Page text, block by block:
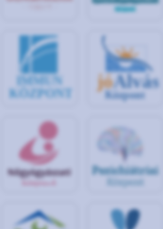
IMMUN
KÖZPONT
jóAlvás
Központ